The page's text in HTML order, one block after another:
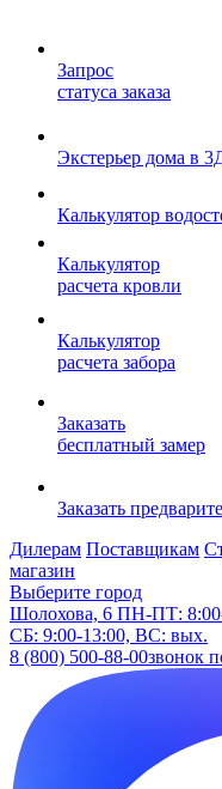
Запрос
статуса заказа
Экстерьер дома в
Калькулятор
Калькулятор
расчета кровли
Калькулятор
расчета забора
Заказать
бесплатный замер
Заказать
Дилерам Поставщикам
магазин
Выберите город
Шолохова, 6 ПН-ПТ:
СБ: 9:00-13:00, ВС: вых.
8 (800) 500-88-00звонок